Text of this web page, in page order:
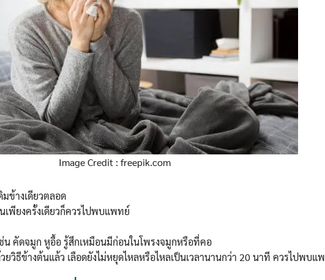
Image Credit : freepik.com
มข้างเดียวตลอด
เพียงครั้งเดียวก็ควรไปพบแพทย์
น คัดจมูก หูอื้อ รู้สึกเหมือนมีก่อนในโพรงจมูกหรือที่คอ
ยวิธีข้างต้นแล้ว เลือดยังไม่หยุดไหลหรือไหลเป็นเวลานานกว่า 20 นาที ควรไปพบ